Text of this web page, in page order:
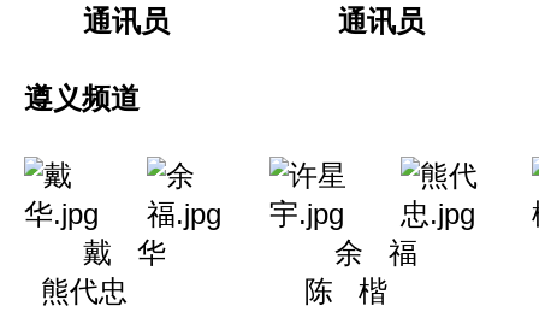
通讯员 通讯员
遵义频道
戴 华 余 福
熊代忠 陈 楷 王